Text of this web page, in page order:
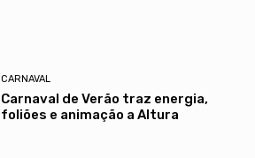
CARNAVAL
Carnaval de Verão traz energia,
foliões e animação a Altura